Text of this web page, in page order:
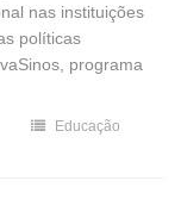
nas instituições
políticas
programa
Educação